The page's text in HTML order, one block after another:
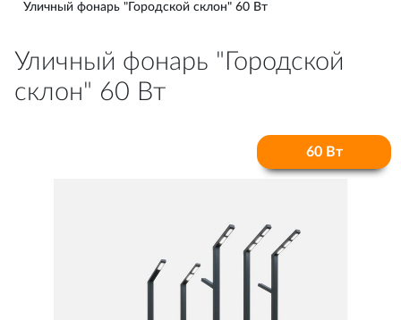
Уличный фонарь "Городской склон" 60 Вт
Уличный фонарь "Городской
склон" 60 Вт
60 Вт